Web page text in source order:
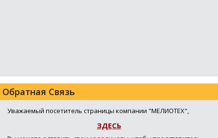
Обратная Связь
Уважаемый посетитель страницы компании "МЕЛИОТЕХ",
ЗДЕСЬ